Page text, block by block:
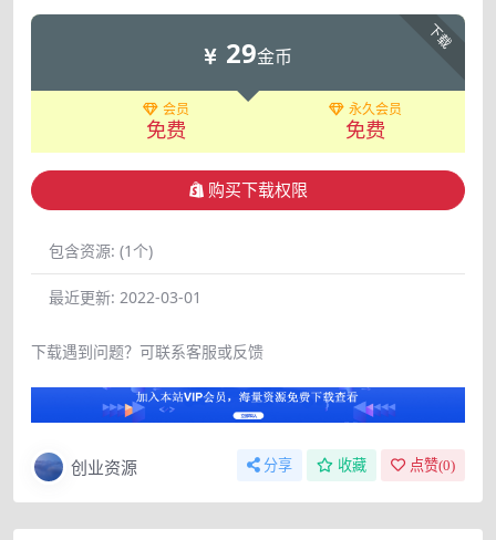
下载
29金币
会员
免费
永久会员
免费
购买下载权限
包含资源: (1个)
最近更新: 2022-03-01
下载遇到问题？可联系客服或反馈
创业资源 分享 收藏 点赞(0)